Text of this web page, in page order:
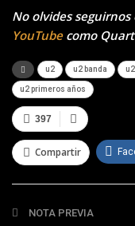
No olvides seguirnos
YouTubecomo
u2 u2 banda
u2 primeros años
397
Compartir
NOTA PREVIA